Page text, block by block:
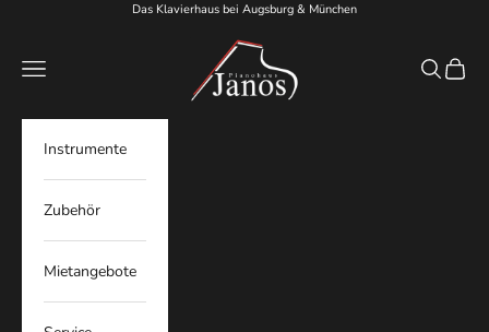
Zum Inhalt springenDas Klavierhaus bei Augsburg & München
Pianohaus Janos
Menü
Suchen
Instrumente
Zubehör
Mietangebote